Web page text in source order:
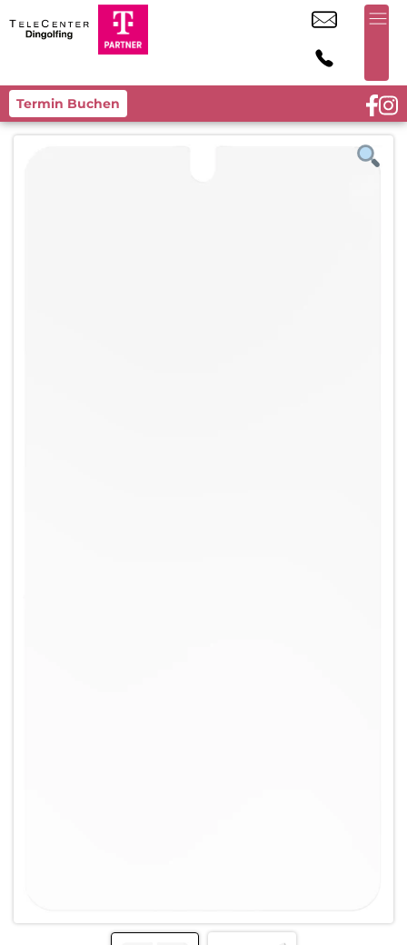
Termin Buchen